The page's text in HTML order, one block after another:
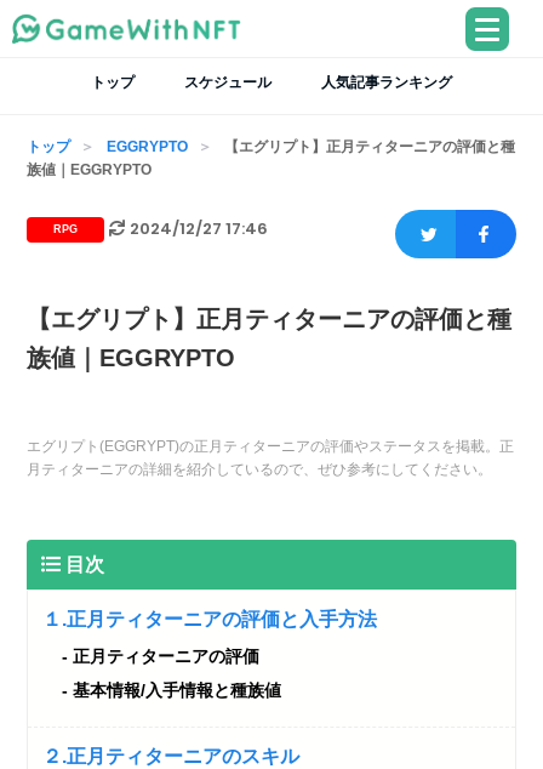
トップ スケジュール 人気記事ランキング
トップ EGGRYPTO
【エグリプト】正月ティターニアの評価と種
族値｜EGGRYPTO
RPG 2024/12/27 17:46
【エグリプト】正月ティターニアの評価と種
族値｜EGGRYPTO
エグリプト(EGGRYPT)の正月ティターニアの評価やステータスを掲載。正
月ティターニアの詳細を紹介しているので、ぜひ参考にしてください。
目次
１.正月ティターニアの評価と入手方法
正月ティターニアの評価
基本情報/入手情報と種族値
２.正月ティターニアのスキル